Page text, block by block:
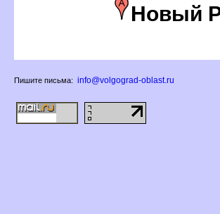
Новый
Пишите письма: info@volgograd-oblast.ru